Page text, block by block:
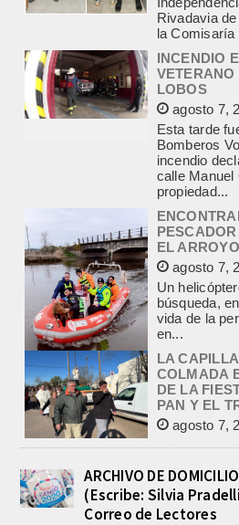
LOBOS
agosto 7,
Esta tarde
Bomberos
incendio
calle Manuel
propiedad...
EL
agosto 7,
Un
búsqueda,
vida de la
en...
LA
COLMADA
DE LA
PAN Y EL
agosto 7,
La Capilla
y Matanza,
celebración
CON MAS
5.000
VIENE LA
DEL NIÑO
TROIANO»
agosto 8,
ARCHIVO DE
(Escribe: Silvia
Correo de Lectores